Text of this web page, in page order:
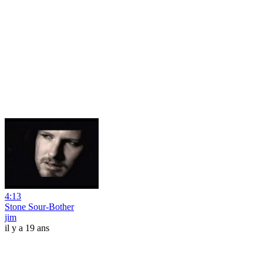
4:13
Stone Sour-Bother
jim
il y a 19 ans